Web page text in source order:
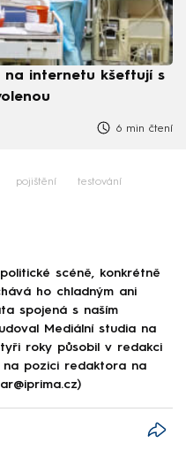
na internetu kšeftují s
6 min čtení
pojištění testování
scéně, konkrétně
ho chladným ani
spojená s naším
Mediální studia na
roky působil v redakci
na pozici redaktora na